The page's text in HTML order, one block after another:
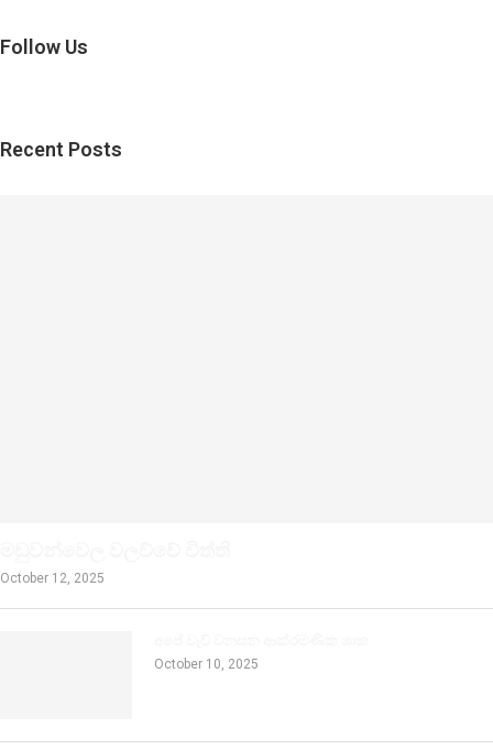
Follow Us
Recent Posts
October 12, 2025
October 10, 2025